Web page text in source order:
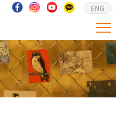
ENG